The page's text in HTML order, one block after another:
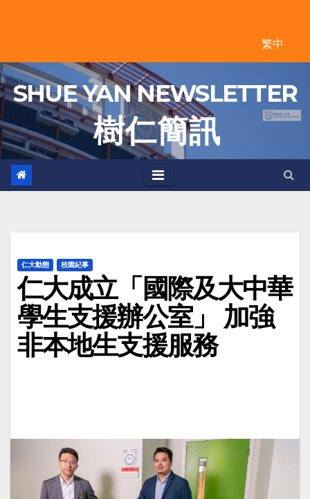
繁中
SHUE YAN NEWSLETTER
樹 仁 簡 訊
仁大動態 校園紀事
仁大成立「國際及大中華
學生支援辦公室」 加強
非本地生支援服務